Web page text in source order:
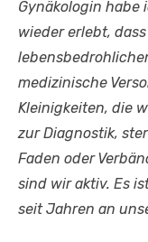
Gynäkologin habe
wieder erlebt,
medizinische
Kleinigkeiten, die
zur Diagnostik,
Faden oder
sind wir aktiv. Es
seit Jahren an